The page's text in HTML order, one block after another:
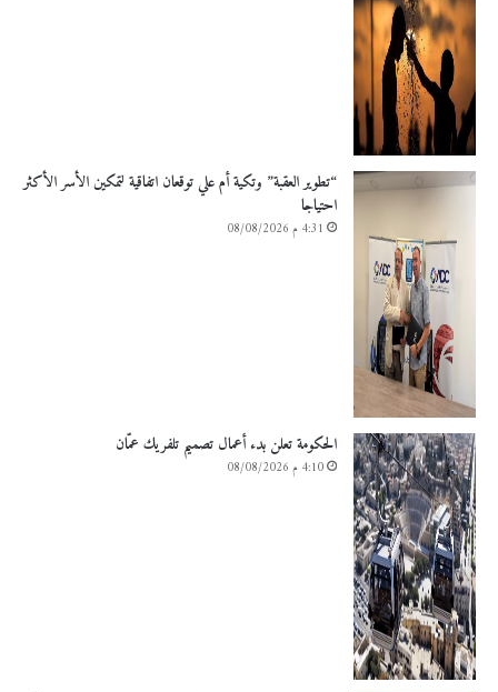
“تطوير العقبة” وتكية أم علي توقعان اتفاقية لتمكين الأسر الأكثر
احتياجا
4:31 م 08/08/2026
الحكومة تعلن بدء أعمال تصميم تلفريك عمّان
4:10 م 08/08/2026